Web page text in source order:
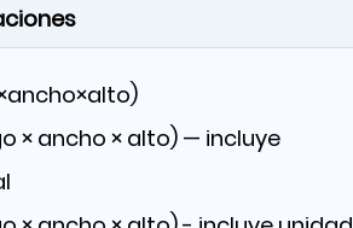
× ancho × alto) — incluye